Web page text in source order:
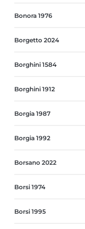
Bonora 1976
Borgetto 2024
Borghini 1584
Borghini 1912
Borgia 1987
Borgia 1992
Borsano 2022
Borsi 1974
Borsi 1995